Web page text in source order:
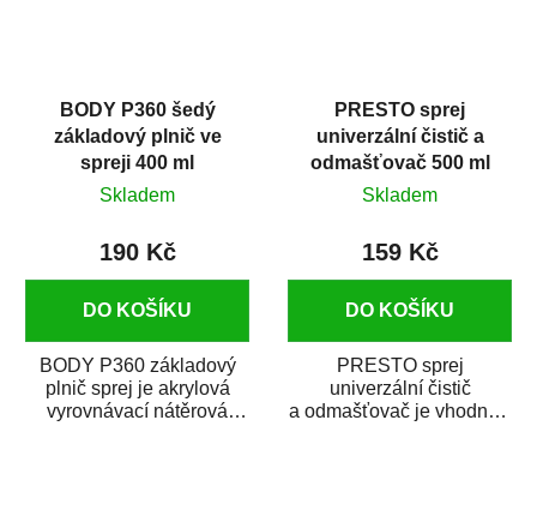
BODY P360 šedý
základový plnič ve
spreji 400 ml
Skladem
190 Kč
DO KOŠÍKU
BODY P360 základový
plnič sprej je akrylová
vyrovnávací nátěrová
PRESTO sprej
univerzální čistič a
odmašťovač 500 ml
Skladem
159 Kč
DO KOŠÍKU
PRESTO sprej
univerzální čistič
a odmašťovač je vhodný k